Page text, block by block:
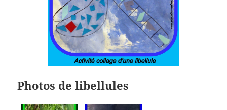
Photos de libellules